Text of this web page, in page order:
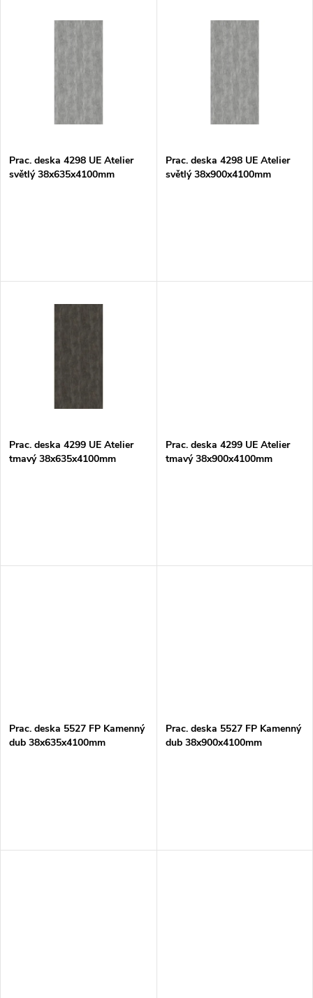
p
d
Abecedně
s
p
d
ů
Prac. deska 4298 UE Atelier
světlý 38x635x4100mm
Prac. deska 4298 UE Atelier
světlý 38x900x4100mm
Prac. deska 4299 UE Atelier
tmavý 38x635x4100mm
Prac. deska 4299 UE Atelier
tmavý 38x900x4100mm
Prac. deska 5527 FP Kamenný
dub 38x635x4100mm
Prac. deska 5527 FP Kamenný
dub 38x900x4100mm